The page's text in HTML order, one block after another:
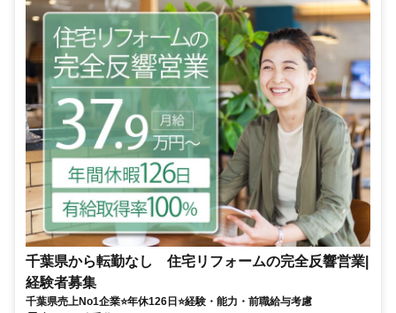
千葉県から転勤なし 住宅リフォームの完全反響営業|
経験者募集
千葉県売上No1企業⭐年休126日⭐経験・能力・前職給与考慮